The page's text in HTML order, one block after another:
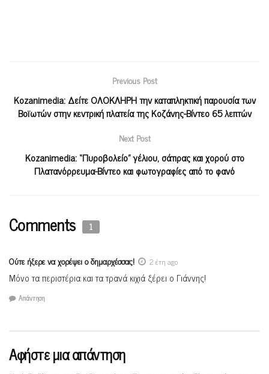
Previous Post
Kozanimedia: Δείτε ΟΛΟΚΛΗΡΗ την καταπληκτική παρουσία των
Βοϊωτών στην κεντρική πλατεία της Κοζάνης-Βίντεο 65 λεπτών
Next Post
Κοzanimedia: “Πυροβολείο” γέλιου, σάτιρας και χορού στο
Πλατανόρρευμα-Βίντεο και φωτογραφίες από το φανό
Comments 1
Ούτε ήξερε να χορέψει ο δημαρχέσσας! 2 έτη ago
Μόνο τα περιστέρια και τα τρανά κιχιά ξέρει ο Γιάννης!
Απάντηση
Αφήστε μια απάντηση